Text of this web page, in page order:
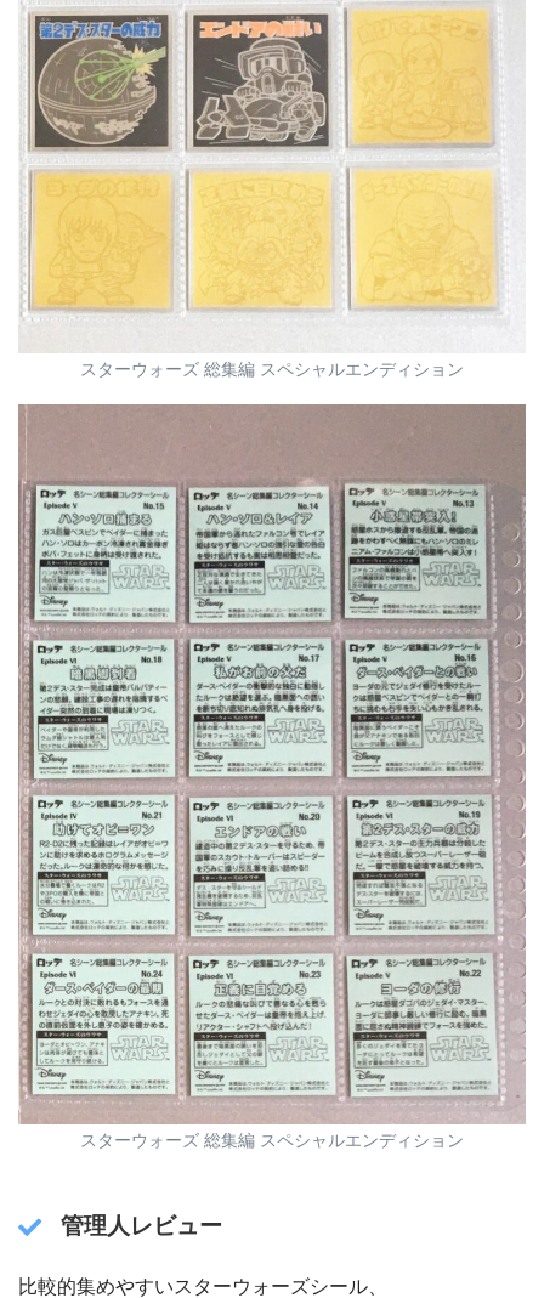
スターウォーズ 総集編 スペシャルエンディション
スターウォーズ 総集編 スペシャルエンディション
管理人レビュー
比較的集めやすいスターウォーズシール、